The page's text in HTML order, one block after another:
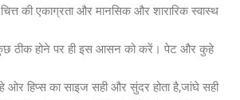
चित्त की एकाग्रता और मानसिक और शारारिक स्वास्थ
ठीक होने पर ही इस आसन को करें। पेट और कुहे
ओर हिप्स का साइज सही और सुंदर होता है,जांघे सही